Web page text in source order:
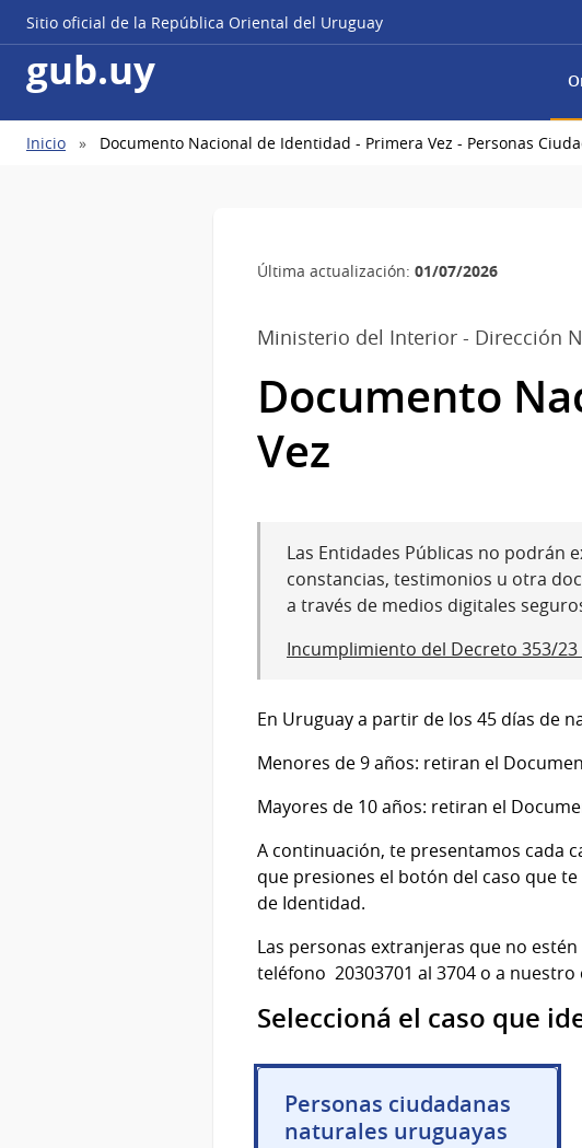
Sitio oficial de la República Oriental del Uruguay
gub.uy
Ruta
Inicio Documento Nacional de Identidad - Primera Vez - Personas
Última actualización: 01/07/2026
Ministerio del Interior - Dirección
Documento
Vez
Las Entidades Públicas no podrán
constancias, testimonios u otra
a través de medios digitales
Incumplimiento del Decreto 353/23
En Uruguay a partir de los 45 días de
Menores de 9 años: retiran el
Mayores de 10 años: retiran el
A continuación, te presentamos cada
que presiones el botón del caso que
de Identidad.
Las personas extranjeras que no
teléfono 20303701 al 3704 o a
Seleccioná el caso que
Personas ciudadanas
naturales uruguayas